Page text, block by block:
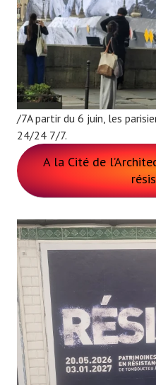
/7A partir du 6 juin, les
24/24 7/7.
A la Cité de